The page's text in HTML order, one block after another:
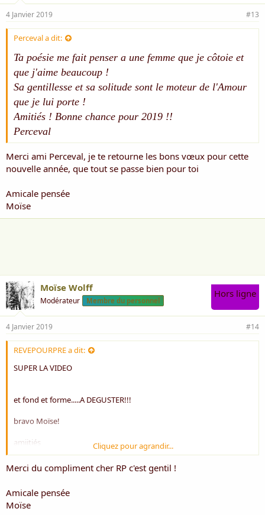
4 Janvier 2019 #13
Perceval a dit:
Ta poésie me fait penser a une femme que je côtoie et
que j'aime beaucoup !
Sa gentillesse et sa solitude sont le moteur de l'Amour
que je lui porte !
Amitiés ! Bonne chance pour 2019 !!
Perceval
Merci ami Perceval, je te retourne les bons vœux pour cette
nouvelle année, que tout se passe bien pour toi
Amicale pensée
Moïse
Moïse Wolff
Modérateur Membre du personnel
Hors ligne
4 Janvier 2019 #14
REVEPOURPRE a dit:
SUPER LA VIDEO
et fond et forme.....A DEGUSTER!!!
bravo Moïse!
amiitiés
Cliquez pour agrandir...
Merci du compliment cher RP c'est gentil !
Amicale pensée
Moïse